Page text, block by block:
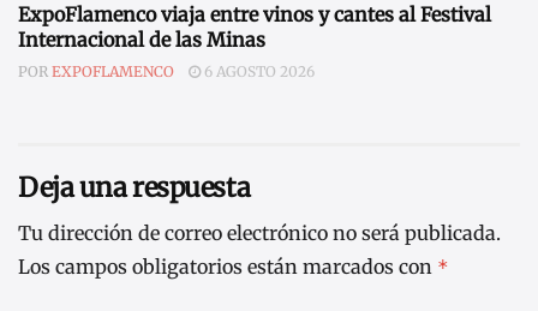
ExpoFlamenco viaja entre vinos y cantes al Festival
Internacional de las Minas
POR EXPOFLAMENCO 6 AGOSTO 2026
Deja una respuesta
Tu dirección de correo electrónico no será publicada.
Los campos obligatorios están marcados con *